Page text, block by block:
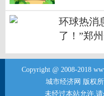
环球热消
了！”郑
Copyright @ 2008-2018
城市经济网 版权
未经过本站允许,